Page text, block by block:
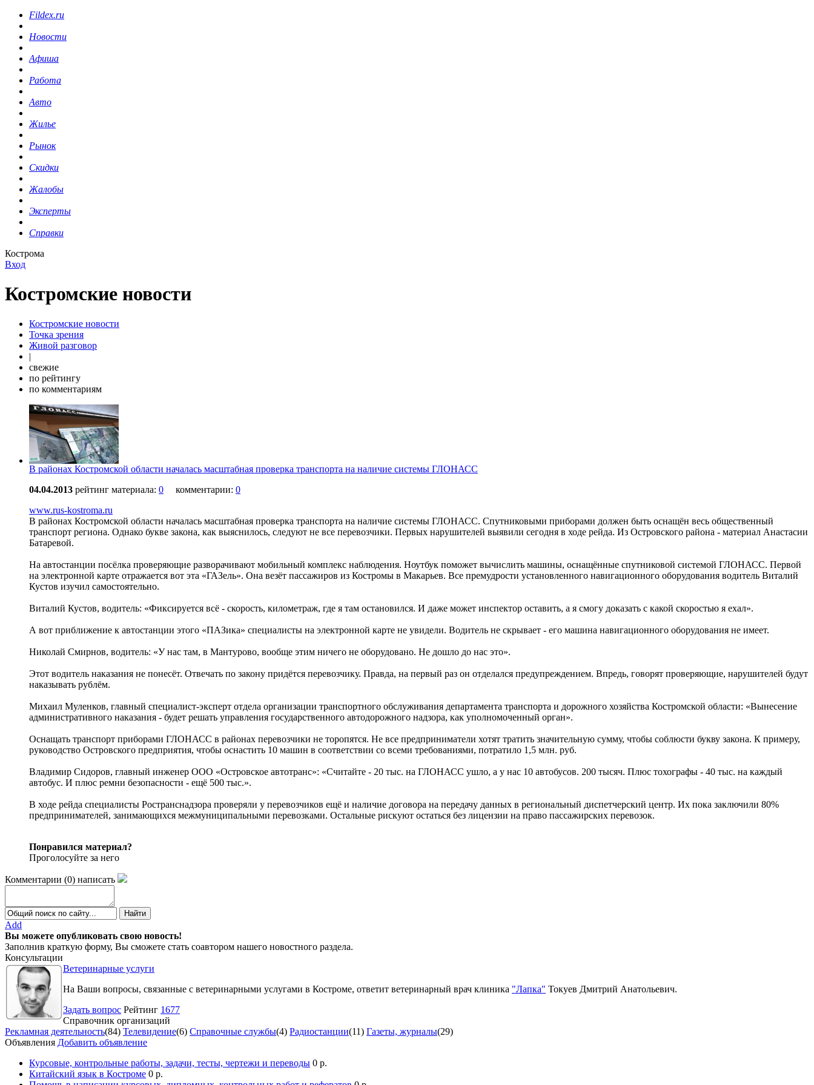
Fildex.ru
Новости
Афиша
Работа
Авто
Жилье
Рынок
Скидки
Жалобы
Эксперты
Справки
Кострома
Вход
Костромские новости
Костромские новости
Точка зрения
Живой разговор
|
свежие
по рейтингу
по комментариям
В районах Костромской области началась масштабная проверка транспорта на наличие системы ГЛОНАСС
04.04.2013 рейтинг материала: 0 комментарии: 0
www.rus-kostroma.ru
В районах Костромской области началась масштабная проверка транспорта на наличие системы ГЛОНАСС. Спутниковыми приборами должен быть оснащён весь общественный
транспорт региона. Однако букве закона, как выяснилось, следуют не все перевозчики. Первых нарушителей выявили сегодня в ходе рейда. Из Островского района - материал Анастасии
Батаревой.
На автостанции посёлка проверяющие разворачивают мобильный комплекс наблюдения. Ноутбук поможет вычислить машины, оснащённые спутниковой системой ГЛОНАСС. Первой
на электронной карте отражается вот эта «ГАЗель». Она везёт пассажиров из Костромы в Макарьев. Все премудрости установленного навигационного оборудования водитель Виталий
Кустов изучил самостоятельно.
Виталий Кустов, водитель: «Фиксируется всё - скорость, километраж, где я там остановился. И даже может инспектор оставить, а я смогу доказать с какой скоростью я ехал».
А вот приближение к автостанции этого «ПАЗика» специалисты на электронной карте не увидели. Водитель не скрывает - его машина навигационного оборудования не имеет.
Николай Смирнов, водитель: «У нас там, в Мантурово, вообще этим ничего не оборудовано. Не дошло до нас это».
Этот водитель наказания не понесёт. Отвечать по закону придётся перевозчику. Правда, на первый раз он отделался предупреждением. Впредь, говорят проверяющие, нарушителей будут
наказывать рублём.
Михаил Муленков, главный специалист-эксперт отдела организации транспортного обслуживания департамента транспорта и дорожного хозяйства Костромской области: «Вынесение
административного наказания - будет решать управления государственного автодорожного надзора, как уполномоченный орган».
Оснащать транспорт приборами ГЛОНАСС в районах перевозчики не торопятся. Не все предприниматели хотят тратить значительную сумму, чтобы соблюсти букву закона. К примеру,
руководство Островского предприятия, чтобы оснастить 10 машин в соответствии со всеми требованиями, потратило 1,5 млн. руб.
Владимир Сидоров, главный инженер ООО «Островское автотранс»: «Считайте - 20 тыс. на ГЛОНАСС ушло, а у нас 10 автобусов. 200 тысяч. Плюс тохографы - 40 тыс. на каждый
автобус. И плюс ремни безопасности - ещё 500 тыс.».
В ходе рейда специалисты Ространснадзора проверяли у перевозчиков ещё и наличие договора на передачу данных в региональный диспетчерский центр. Их пока заключили 80%
предпринимателей, занимающихся межмуниципальными перевозками. Остальные рискуют остаться без лицензии на право пассажирских перевозок.
Понравился материал?
Проголосуйте за него
Комментарии (0) написать
Add
Вы можете опубликовать свою новость!
Заполнив краткую форму, Вы сможете стать соавтором нашего новостного раздела.
Консультации
Ветеринарные услуги
На Ваши вопросы, связанные с ветеринарными услугами в Костроме, ответит ветеринарный врач клиника "Лапка" Токуев Дмитрий Анатольевич.
Задать вопрос Рейтинг 1677
Справочник организаций
Рекламная деятельность(84) Телевидение(6) Справочные службы(4) Радиостанции(11) Газеты, журналы(29)
Объявления Добавить объявление
Курсовые, контрольные работы, задачи, тесты, чертежи и переводы 0 р.
Китайский язык в Костроме 0 р.